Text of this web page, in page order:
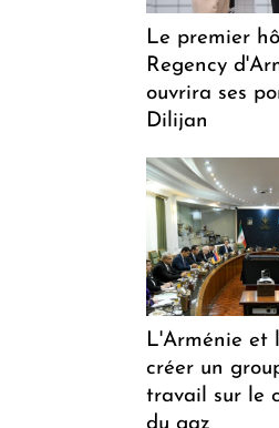
Le premier
Regency
ouvrira ses
Dilijan
L'Arménie et
créer un
travail sur le